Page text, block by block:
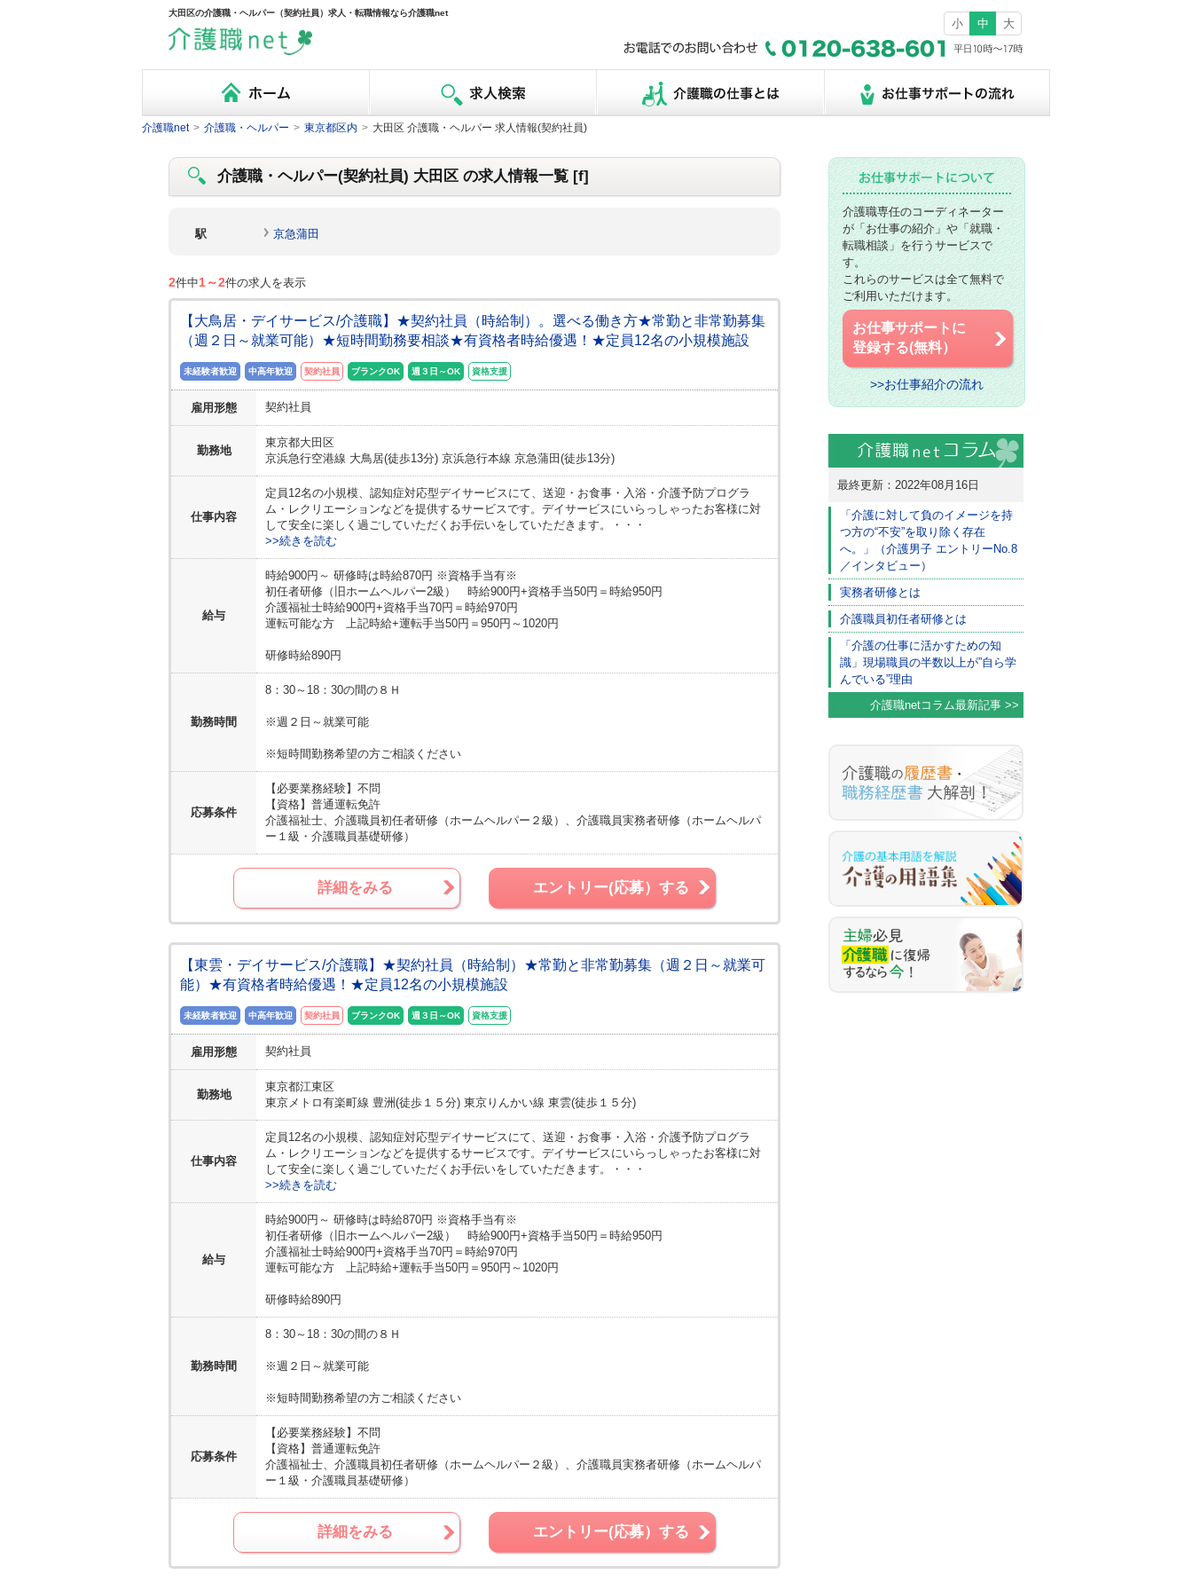
大田区の介護職・ヘルパー（契約社員）求人・転職情報なら介護職net
小 中 大
介護職net > 介護職・ヘルパー > 東京都区内 > 大田区 介護職・ヘルパー 求人情報(契約社員)
介護職・ヘルパー(契約社員) 大田区 の求人情報一覧 [f]
駅 京急蒲田
2件中1～2件の求人を表示
【大鳥居・デイサービス/介護職】★契約社員（時給制）。選べる働き方★常勤と非常勤募集
（週２日～就業可能）★短時間勤務要相談★有資格者時給優遇！★定員12名の小規模施設
未経験者歓迎 中高年歓迎 契約社員 ブランクOK 週３日～OK 資格支援
雇用形態 契約社員
勤務地
東京都大田区
京浜急行空港線 大鳥居(徒歩13分) 京浜急行本線 京急蒲田(徒歩13分)
仕事内容
定員12名の小規模、認知症対応型デイサービスにて、送迎・お食事・入浴・介護予防プログラ
ム・レクリエーションなどを提供するサービスです。デイサービスにいらっしゃったお客様に対
して安全に楽しく過ごしていただくお手伝いをしていただきます。・・・
>>続きを読む
給与
時給900円～ 研修時は時給870円 ※資格手当有※
初任者研修（旧ホームヘルパー2級） 時給900円+資格手当50円＝時給950円
介護福祉士時給900円+資格手当70円＝時給970円
運転可能な方 上記時給+運転手当50円＝950円～1020円
研修時給890円
勤務時間
8：30～18：30の間の８Ｈ
※週２日～就業可能
※短時間勤務希望の方ご相談ください
応募条件
【必要業務経験】 不問
【資格】 普通運転免許
介護福祉士、介護職員初任者研修（ホームヘルパー２級）、介護職員実務者研修（ホームヘルパ
ー１級・介護職員基礎研修）
詳細をみる エントリー(応募）する
【東雲・デイサービス/介護職】★契約社員（時給制）★常勤と非常勤募集（週２日～就業可
能）★有資格者時給優遇！★定員12名の小規模施設
未経験者歓迎 中高年歓迎 契約社員 ブランクOK 週３日～OK 資格支援
雇用形態 契約社員
勤務地
東京都江東区
東京メトロ有楽町線 豊洲(徒歩１５分) 東京りんかい線 東雲(徒歩１５分)
仕事内容
定員12名の小規模、認知症対応型デイサービスにて、送迎・お食事・入浴・介護予防プログラ
ム・レクリエーションなどを提供するサービスです。デイサービスにいらっしゃったお客様に対
して安全に楽しく過ごしていただくお手伝いをしていただきます。・・・
>>続きを読む
給与
時給900円～ 研修時は時給870円 ※資格手当有※
初任者研修（旧ホームヘルパー2級） 時給900円+資格手当50円＝時給950円
介護福祉士時給900円+資格手当70円＝時給970円
運転可能な方 上記時給+運転手当50円＝950円～1020円
研修時給890円
勤務時間
8：30～18：30の間の８Ｈ
※週２日～就業可能
※短時間勤務希望の方ご相談ください
応募条件
【必要業務経験】 不問
【資格】 普通運転免許
介護福祉士、介護職員初任者研修（ホームヘルパー２級）、介護職員実務者研修（ホームヘルパ
ー１級・介護職員基礎研修）
詳細をみる エントリー(応募）する
介護職専任のコーディネーター
が「お仕事の紹介」や「就職・
転職相談」を行うサービスで
す。
これらのサービスは全て無料で
ご利用いただけます。
お仕事サポートに
登録する(無料）
>>お仕事紹介の流れ
最終更新：2022年08月16日
「介護に対して負のイメージを持
つ方の“不安”を取り除く存在
へ。」（介護男子 エントリーNo.8
／インタビュー）
実務者研修とは
介護職員初任者研修とは
「介護の仕事に活かすための知
識」現場職員の半数以上が”自ら学
んでいる”理由
介護職netコラム最新記事 >>